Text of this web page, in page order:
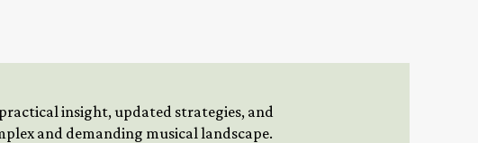
insight, updated strategies, and
and demanding musical landscape.